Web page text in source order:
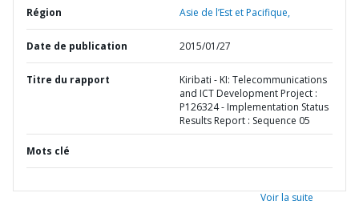
Région Asie de l’Est et Pacifique,
Date de publication 2015/01/27
Titre du rapport
Kiribati - KI: Telecommunications
and ICT Development Project :
P126324 - Implementation Status
Results Report : Sequence 05
Mots clé
Voir la suite